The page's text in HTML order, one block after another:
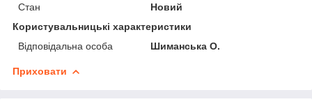
Стан
Новий
Користувальницькі характеристики
Відповідальна особа
Шиманська О.
Приховати